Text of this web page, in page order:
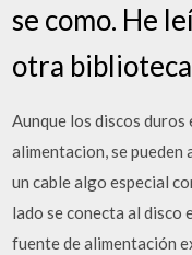
se como. He
otra
Aunque los discos
alimentacion, se pueden
un cable algo especial
lado se conecta al
fuente de alimentación